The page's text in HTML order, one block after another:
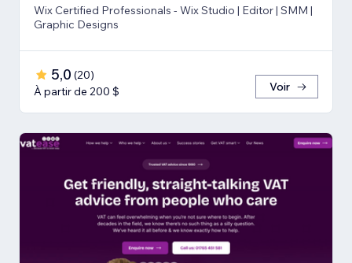
Wix Certified Professionals - Wix Studio | Editor | SMM |
Graphic Designs
5,0 (20)
À partir de 200 $
Voir